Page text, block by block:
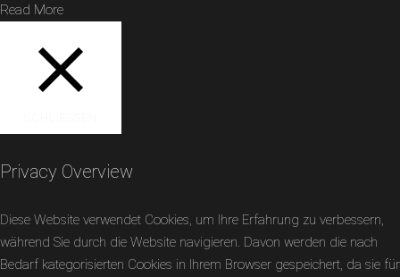
Read More
Privacy Overview
Diese Website verwendet Cookies, um Ihre Erfahrung zu verbessern,
während Sie durch die Website navigieren. Davon werden die nach
Bedarf kategorisierten Cookies in Ihrem Browser gespeichert, da sie für